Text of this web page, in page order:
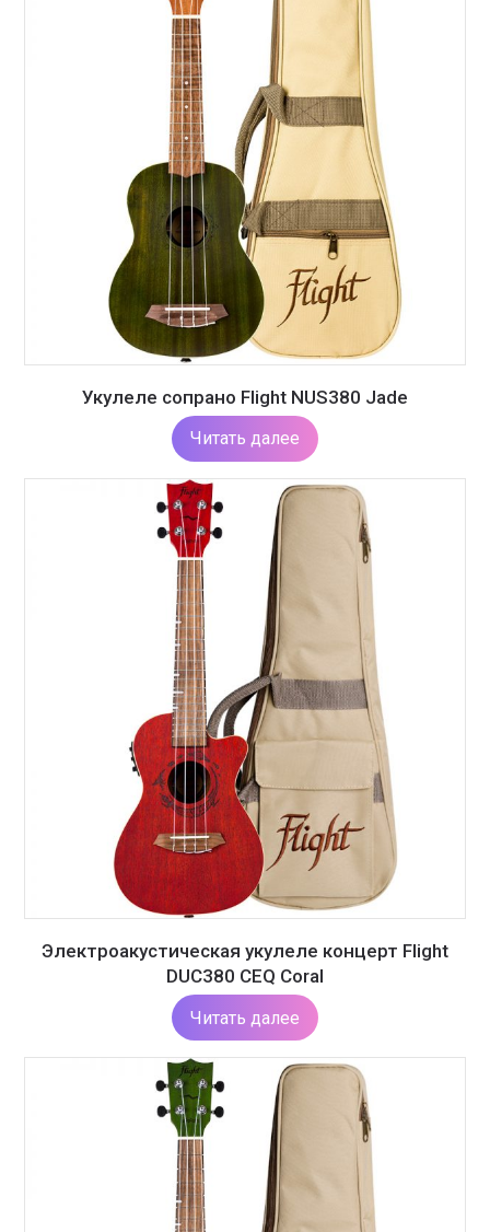
Укулеле сопрано Flight NUS380 Jade
Читать далее
Электроакустическая укулеле концерт Flight
DUC380 CEQ Coral
Читать далее